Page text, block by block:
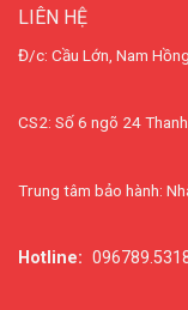
LIÊN HỆ
Đ/c: Cầu Lớn, Nam
CS2: Số 6 ngõ 24
Trung tâm bảo hành:
Hotline: